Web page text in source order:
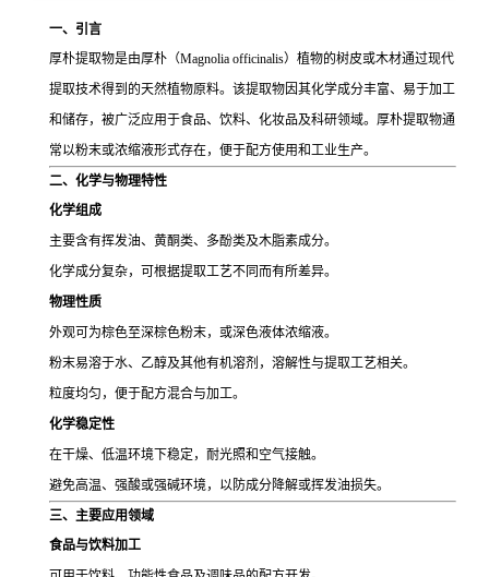
一、引言
厚朴提取物是由厚朴（Magnolia officinalis）植物的树皮或木材通过现代
提取技术得到的天然植物原料。该提取物因其化学成分丰富、易于加工
和储存，被广泛应用于食品、饮料、化妆品及科研领域。厚朴提取物通
常以粉末或浓缩液形式存在，便于配方使用和工业生产。
二、化学与物理特性
化学组成
主要含有挥发油、黄酮类、多酚类及木脂素成分。
化学成分复杂，可根据提取工艺不同而有所差异。
物理性质
外观可为棕色至深棕色粉末，或深色液体浓缩液。
粉末易溶于水、乙醇及其他有机溶剂，溶解性与提取工艺相关。
粒度均匀，便于配方混合与加工。
化学稳定性
在干燥、低温环境下稳定，耐光照和空气接触。
避免高温、强酸或强碱环境，以防成分降解或挥发油损失。
三、主要应用领域
食品与饮料加工